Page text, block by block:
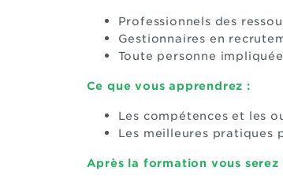
Professionnels des
Gestionnaires en
Toute personne
Ce que vous apprendrez :
Les compétences et les
Les meilleures pratiques
Après la formation vous serez